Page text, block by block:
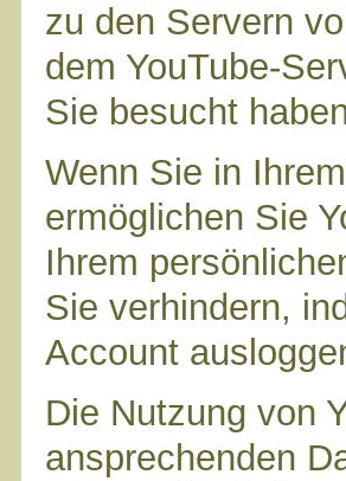
zu den Servern
dem YouTube-
Sie besucht
Wenn Sie in
ermöglichen Sie
Ihrem
Sie verhindern,
Account
Die Nutzung von
ansprechenden